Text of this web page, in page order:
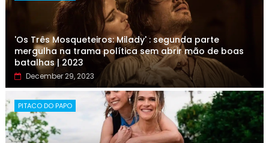
'Os Três Mosqueteiros: Milady' : segunda parte
mergulha na trama política sem abrir mão de boas
batalhas | 2023
December 29, 2023
PITACO DO PAPO